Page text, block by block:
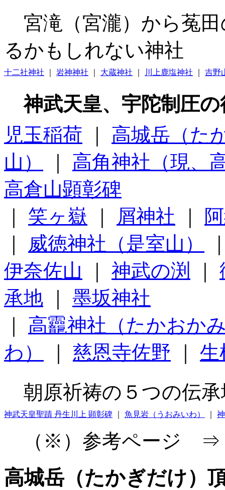
宮滝（宮瀧）から菟
るかもしれない神社
十二社神社 岩神神社 大蔵神社 川上鹿塩神社 吉野
神武天皇、宇陀制圧の
児玉稲荷
高城岳（た
山）
高角神社（現、
高倉山顕彰碑
笑ヶ嶽 屑神社
威徳神社（是室山）
伊奈佐山
神武の渕
承地
墨坂神社
高龗神社（たかおか
わ）
慈恩寺佐野
生
朝原祈祷の５つの伝承
神武天皇聖蹟 丹生川上 顕彰碑 魚見岩（うおみいわ）
（※）参考ページ
高城岳（たかぎだけ）